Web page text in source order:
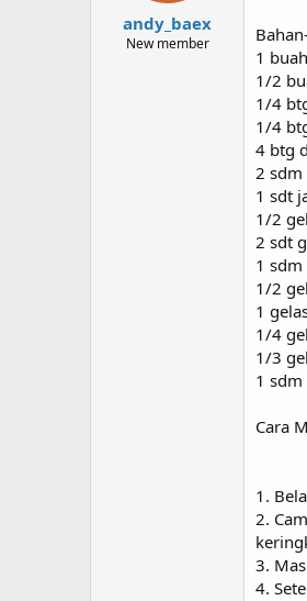
e
andy_baex
New member
1
1/2
1/4
1/4
4 btg
2
1 sdt
1/2
2 sdt
1
1/2
1
1/4
1/3
1
Cara
1.
2.
3.
4.